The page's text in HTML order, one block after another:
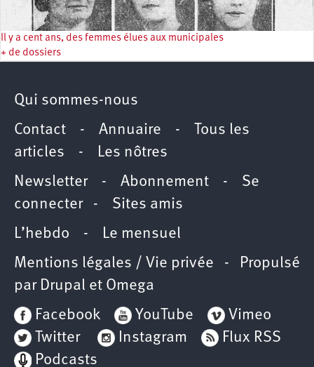
Il y a cent ans, des femmes élues aux municipales
+ de dossiers
Qui sommes-nous
Contact - Annuaire -
Tous les
articles - Les nôtres
Newsletter- Abonnement - Se
connecter- Sites amis
L’hebdo - Le mensuel
Mentions légales / Vie privée - Propulsé
par Drupal et Omega
Facebook
YouTube
Vimeo
Twitter
Instagram
Flux RSS
Podcasts